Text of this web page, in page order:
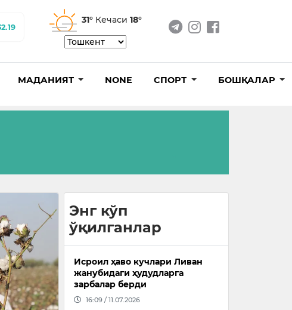
31° Кечаси 18°
МАДАНИЯТ NONE СПОРТ БОШҚАЛАР
Энг кўп
ўқилганлар
Исроил ҳаво кучлари Ливан
жанубидаги ҳудудларга
зарбалар берди
16:09 / 11.07.2026